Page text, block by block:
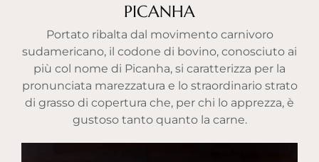
PICANHA
Portato ribalta dal movimento carnivoro
sudamericano, il codone di bovino, conosciuto ai
più col nome di Picanha, si caratterizza per la
pronunciata marezzatura e lo straordinario strato
di grasso di copertura che, per chi lo apprezza, è
gustoso tanto quanto la carne.